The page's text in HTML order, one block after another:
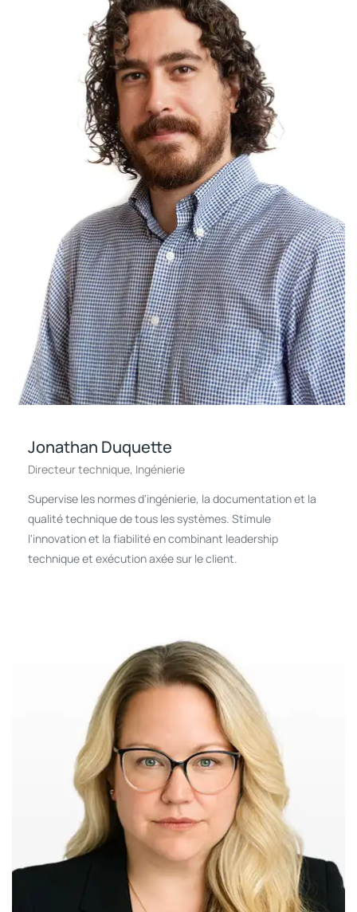
Jonathan Duquette
Directeur technique, Ingénierie
Supervise les normes d'ingénierie, la documentation et la
qualité technique de tous les systèmes. Stimule
l'innovation et la fiabilité en combinant leadership
technique et exécution axée sur le client.